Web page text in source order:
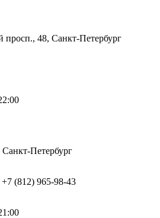
просп., 48, Санкт-Петербург
Петербург
(812) 965-98-43